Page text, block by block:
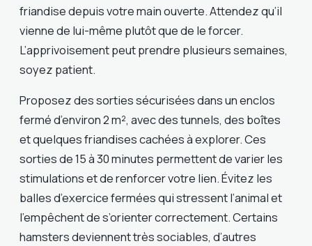
friandise depuis votre main ouverte. Attendez qu’il
vienne de lui-même plutôt que de le forcer.
L’apprivoisement peut prendre plusieurs semaines,
soyez patient.
Proposez des sorties sécurisées dans un enclos
fermé d’environ 2 m², avec des tunnels, des boîtes
et quelques friandises cachées à explorer. Ces
sorties de 15 à 30 minutes permettent de varier les
stimulations et de renforcer votre lien. Évitez les
balles d’exercice fermées qui stressent l’animal et
l’empêchent de s’orienter correctement. Certains
hamsters deviennent très sociables, d’autres